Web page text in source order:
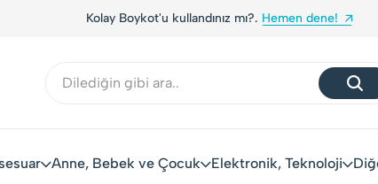
Kolay Boykot'u kullandınız mı?. Hemen dene!
Anne, Bebek ve Çocuk Elektronik, Teknoloji